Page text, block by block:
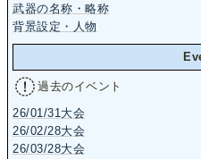
武器の名称・略称
背景設定・人物
過去のイベント
26/01/31大会
26/02/28大会
26/03/28大会